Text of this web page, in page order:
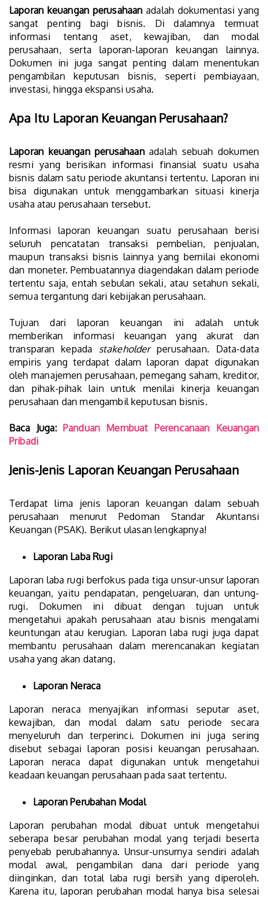
Laporan keuangan perusahaan adalah dokumentasi yang
sangat penting bagi bisnis. Di dalamnya termuat
informasi tentang aset, kewajiban, dan modal
perusahaan, serta laporan-laporan keuangan lainnya.
Dokumen ini juga sangat penting dalam menentukan
pengambilan keputusan bisnis, seperti pembiayaan,
investasi, hingga ekspansi usaha.
Apa Itu Laporan Keuangan Perusahaan?
Laporan keuangan perusahaanadalah sebuah dokumen
resmi yang berisikan informasi finansial suatu usaha
bisnis dalam satu periode akuntansi tertentu. Laporan ini
bisa digunakan untuk menggambarkan situasi kinerja
usaha atau perusahaan tersebut.
Informasi laporan keuangan suatu perusahaan berisi
seluruh pencatatan transaksi pembelian, penjualan,
maupun transaksi bisnis lainnya yang bernilai ekonomi
dan moneter. Pembuatannya diagendakan dalam periode
tertentu saja, entah sebulan sekali, atau setahun sekali,
semua tergantung dari kebijakan perusahaan.
Tujuan dari laporan keuangan ini adalah untuk
memberikan informasi keuangan yang akurat dan
transparan kepada stakeholderperusahaan. Data-data
empiris yang terdapat dalam laporan dapat digunakan
oleh manajemen perusahaan, pemegang saham, kreditor,
dan pihak-pihak lain untuk menilai kinerja keuangan
perusahaan dan mengambil keputusan bisnis.
Baca Juga: Panduan Membuat Perencanaan Keuangan
Pribadi
Jenis-Jenis Laporan Keuangan Perusahaan
Terdapat lima jenis laporan keuangan dalam sebuah
perusahaan menurut Pedoman Standar Akuntansi
Keuangan (PSAK). Berikut ulasan lengkapnya!
Laporan Laba Rugi
Laporan laba rugi berfokus pada tiga unsur-unsur laporan
keuangan, yaitu pendapatan, pengeluaran, dan untung-
rugi. Dokumen ini dibuat dengan tujuan untuk
mengetahui apakah perusahaan atau bisnis mengalami
keuntungan atau kerugian. Laporan laba rugi juga dapat
membantu perusahaan dalam merencanakan kegiatan
usaha yang akan datang.
Laporan Neraca
Laporan neraca menyajikan informasi seputar aset,
kewajiban, dan modal dalam satu periode secara
menyeluruh dan terperinci. Dokumen ini juga sering
disebut sebagai laporan posisi keuangan perusahaan.
Laporan neraca dapat digunakan untuk mengetahui
keadaan keuangan perusahaan pada saat tertentu.
Laporan Perubahan Modal
Laporan perubahan modal dibuat untuk mengetahui
seberapa besar perubahan modal yang terjadi beserta
penyebab perubahannya. Unsur-unsurnya sendiri adalah
modal awal, pengambilan dana dari periode yang
diinginkan, dan total laba rugi bersih yang diperoleh.
Karena itu, laporan perubahan modal hanya bisa selesai